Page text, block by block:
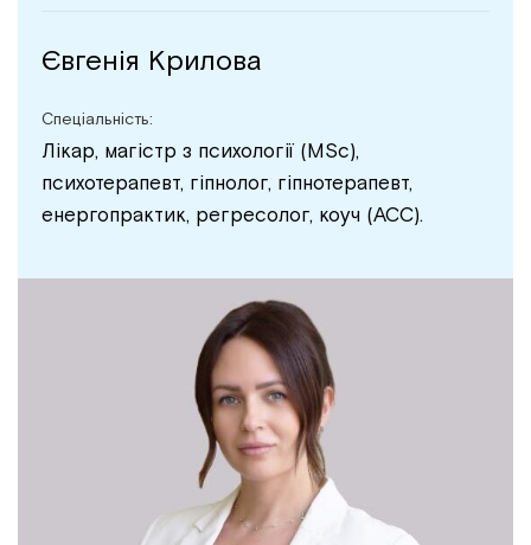
Євгенія Крилова
Спеціальність:
Лікар, магістр з психології (MSc),
психотерапевт, гіпнолог, гіпнотерапевт,
енергопрактик, регресолог, коуч (АСС).